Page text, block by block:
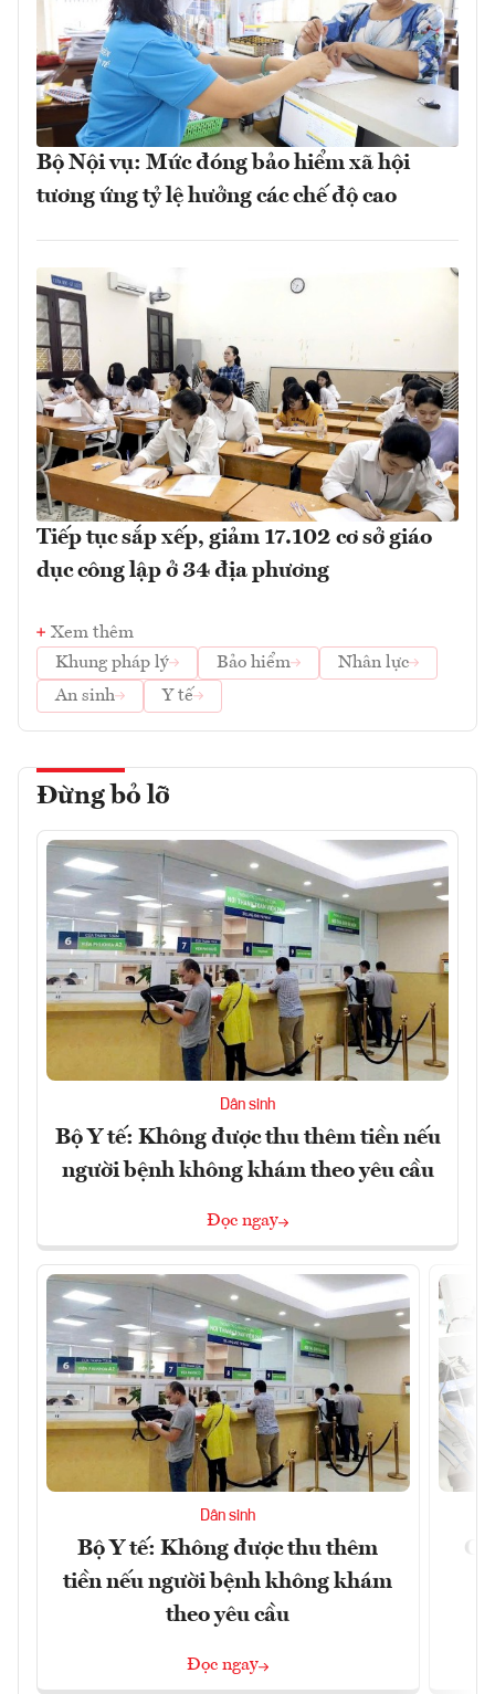
Bộ Nội vụ: Mức đóng bảo hiểm xã hội
tương ứng tỷ lệ hưởng các chế độ cao
Tiếp tục sắp xếp, giảm 17.102 cơ sở giáo
dục công lập ở 34 địa phương
Xem thêm
Khung pháp lý
Bảo hiểm
Nhân lực
An sinh
Y tế
Đừng bỏ lỡ
Dân sinh
Bộ Y tế: Không được thu thêm tiền nếu
người bệnh không khám theo yêu cầu
Đọc ngay
Dân sinh
Bộ Y tế: Không được thu thêm
tiền nếu người bệnh không khám
theo yêu cầu
Đọc ngay